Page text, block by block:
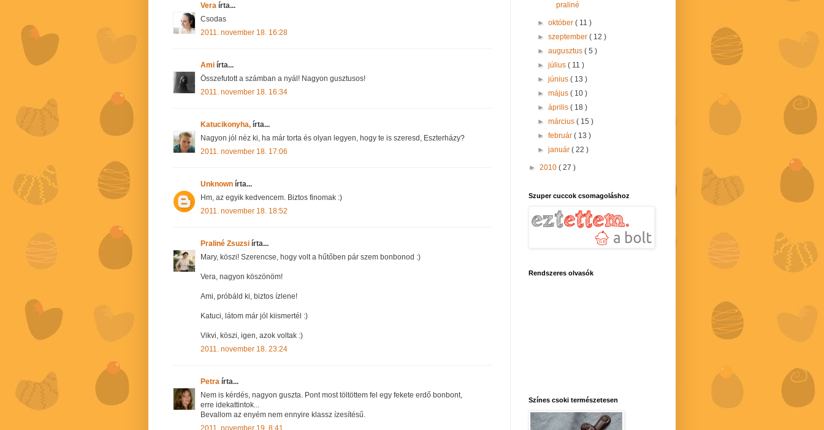
Vera írta...
Csodas
2011. november 18. 16:28
Ami írta...
Összefutott a számban a nyál! Nagyon gusztusos!
2011. november 18. 16:34
Katucikonyha, írta...
Nagyon jól néz ki, ha már torta és olyan legyen, hogy te is szeresd, Eszterházy?
2011. november 18. 17:06
Unknown írta...
Hm, az egyik kedvencem. Biztos finomak :)
2011. november 18. 18:52
Praliné Zsuzsi írta...
Mary, köszi! Szerencse, hogy volt a hűtőben pár szem bonbonod :)
Vera, nagyon köszönöm!
Ami, próbáld ki, biztos ízlene!
Katuci, látom már jól kiismertél :)
Vikvi, köszi, igen, azok voltak :)
2011. november 18. 23:24
Petra írta...
Nem is kérdés, nagyon guszta. Pont most töltöttem fel egy fekete erdő bonbont,
erre idekattintok...
Bevallom az enyém nem ennyire klassz ízesítésű.
2011. november 19. 8:41
praliné
►október( 11 )
►szeptember( 12 )
►augusztus( 5 )
►július( 11 )
►június( 13 )
►május( 10 )
►április( 18 )
►március( 15 )
►február( 13 )
►január( 22 )
► 2010 ( 27 )
Szuper cuccok csomagoláshoz
Rendszeres olvasók
Színes csoki természetesen